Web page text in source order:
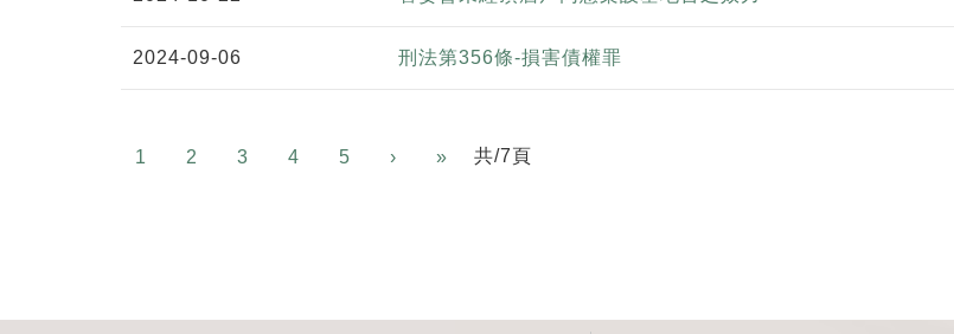
2024-09-06 刑法第356條-損害債權罪
1 2 3 4 5 › » Next共/7頁